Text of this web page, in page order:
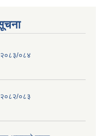
२०८३/०८४
२०८२/०८३